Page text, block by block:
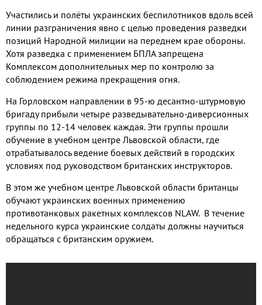
Участились и полёты украинских беспилотников вдоль всей
линии разграничения явно с целью проведения разведки
позиций Народной милиции на переднем крае обороны.
Хотя разведка с применением БПЛА запрещена
Комплексом дополнительных мер по контролю за
соблюдением режима прекращения огня.
На Горловском направлении в 95-ю десантно-штурмовую
бригаду прибыли четыре разведывательно-диверсионных
группы по 12-14 человек каждая. Эти группы прошли
обучение в учебном центре Львовской области, где
отрабатывалось ведение боевых действий в городских
условиях под руководством британских инструкторов.
В этом же учебном центре Львовской области британцы
обучают украинских военных применению
противотанковых ракетных комплексов NLAW. В течение
недельного курса украинские солдаты должны научиться
обращаться с британским оружием.